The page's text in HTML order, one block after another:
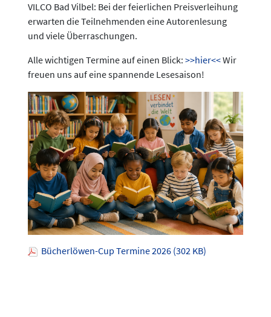
VILCO Bad Vilbel: Bei der feierlichen Preisverleihung
erwarten die Teilnehmenden eine Autorenlesung
und viele Überraschungen.
Alle wichtigen Termine auf einen Blick: >>hier<<Wir
freuen uns auf eine spannende Lesesaison!
Bücherlöwen-Cup Termine 2026 (302 KB)